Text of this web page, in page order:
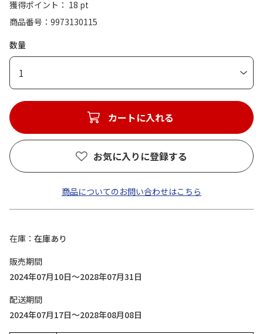
獲得ポイント： 18 pt
商品番号
9973130115
数量
1
カートに入れる
お気に入りに登録する
商品についてのお問い合わせはこちら
在庫
在庫あり
販売期間
2024年07月10日～2028年07月31日
配送期間
2024年07月17日～2028年08月08日